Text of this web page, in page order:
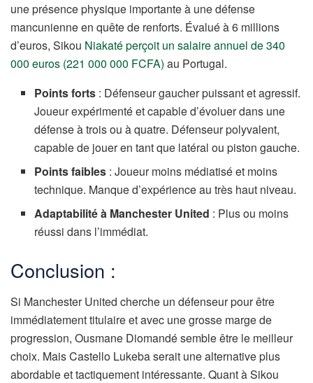
une présence physique importante à une défense
mancunienne en quête de renforts. Évalué à 6 millions
d’euros, Sikou Niakaté perçoit un salaire annuel de 340
000 euros (221 000 000 FCFA) au Portugal.
Points forts : Défenseur gaucher puissant et agressif.
Joueur expérimenté et capable d’évoluer dans une
défense à trois ou à quatre. Défenseur polyvalent,
capable de jouer en tant que latéral ou piston gauche.
Points faibles : Joueur moins médiatisé et moins
technique. Manque d’expérience au très haut niveau.
Adaptabilité à Manchester United : Plus ou moins
réussi dans l’immédiat.
Conclusion :
Si Manchester United cherche un défenseur pour être
immédiatement titulaire et avec une grosse marge de
progression, Ousmane Diomandé semble être le meilleur
choix. Mais Castello Lukeba serait une alternative plus
abordable et tactiquement intéressante. Quant à Sikou